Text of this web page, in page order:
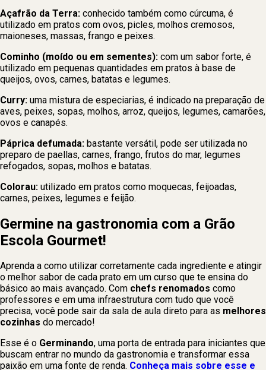
Açafrão da Terra: conhecido também como cúrcuma, é
utilizado em pratos com ovos, picles, molhos cremosos,
maioneses, massas, frango e peixes.
Cominho (moído ou em sementes): com um sabor forte, é
utilizado em pequenas quantidades em pratos à base de
queijos, ovos, carnes, batatas e legumes.
Curry: uma mistura de especiarias, é indicado na preparação de
aves, peixes, sopas, molhos, arroz, queijos, legumes, camarões,
ovos e canapés.
Páprica defumada: bastante versátil, pode ser utilizada no
preparo de paellas, carnes, frango, frutos do mar, legumes
refogados, sopas, molhos e batatas.
Colorau: utilizado em pratos como moquecas, feijoadas,
carnes, peixes, legumes e feijão.
Germine na gastronomia com a Grão
Escola Gourmet!
Aprenda a como utilizar corretamente cada ingrediente e atingir
o melhor sabor de cada prato em um curso que te ensina do
básico ao mais avançado. Com chefs renomados como
professores e em uma infraestrutura com tudo que você
precisa, você pode sair da sala de aula direto para as melhores
cozinhas do mercado!
Esse é o Germinando, uma porta de entrada para iniciantes que
buscam entrar no mundo da gastronomia e transformar essa
paixão em uma fonte de renda. Conheça mais sobre esse e